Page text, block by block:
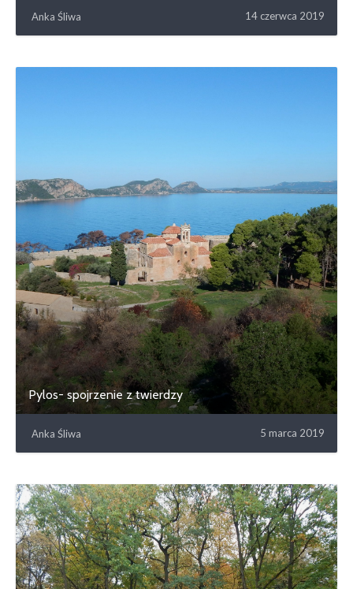
Anka Śliwa 14 czerwca 2019
Pylos- spojrzenie z twierdzy
Anka Śliwa 5 marca 2019